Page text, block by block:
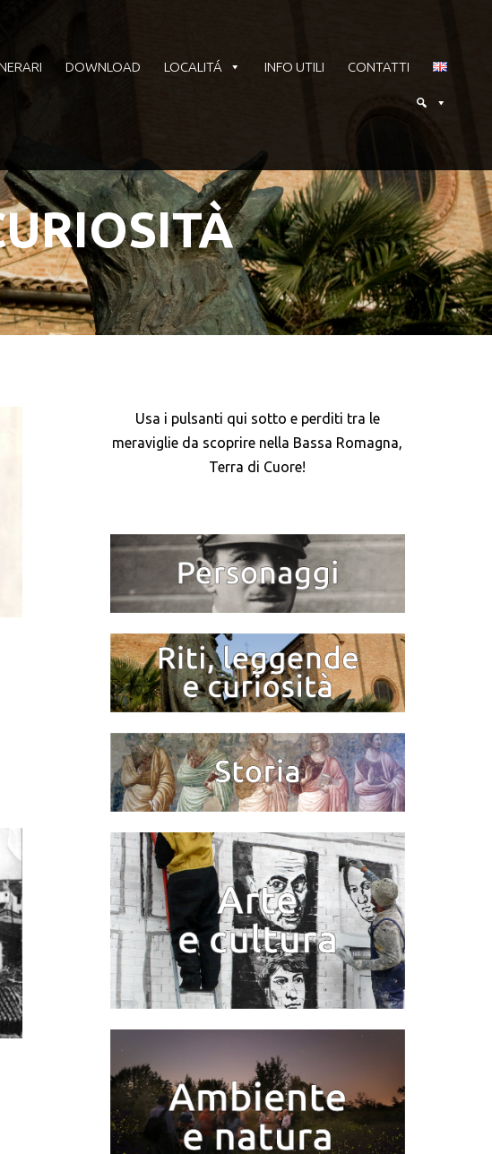
DOWNLOAD LOCALITÁ INFO UTILI CONTATTI
Usa i pulsanti qui sotto e perditi tra le
meraviglie da scoprire nella Bassa Romagna,
Terra di Cuore!